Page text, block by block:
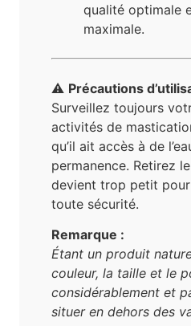
qualité optimale
maximale.
⚠️ Précautions
Surveillez toujours
activités de
qu’il ait accès à de
permanence. Retirez
devient trop petit
toute sécurité.
Remarque :
Étant un produit
couleur, la taille et le
considérablement et
situer en dehors des